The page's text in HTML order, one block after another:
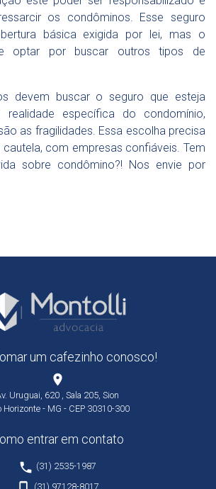
os condôminos. Esse seguro
básica exigida por lei, mas o
optar por buscar outros tipos de
devem buscar o seguro que esteja
específica do condomínio,
as fragilidades. Essa escolha precisa
com empresas confiáveis. Tem
sobre condômino?! Nos envie por
um cafezinho conosco!
place
Uruguai, 620 , Sala 205, Sion
Horizonte - MG - CEP 30310-300
entrar em contato
phone (31) 2535-1987
(31) 97128-8017